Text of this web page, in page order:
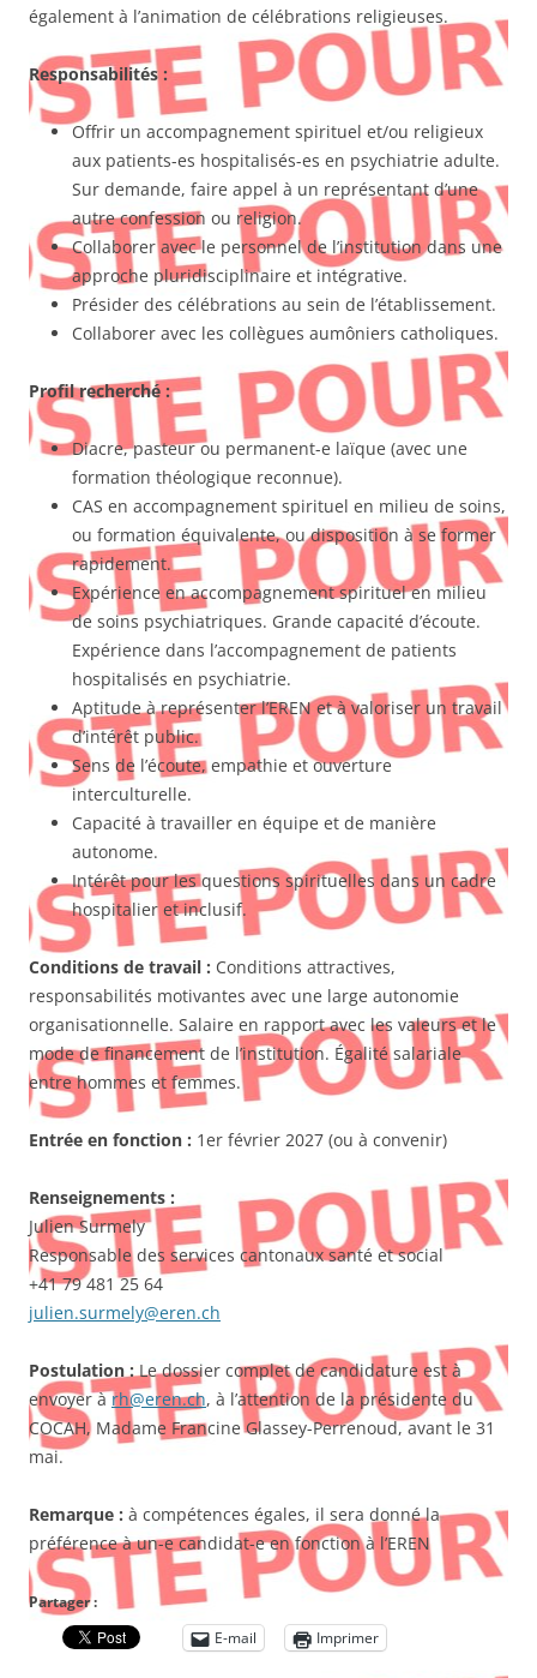
également à l’animation de célébrations religieuses.
Responsabilités :
Offrir un accompagnement spirituel et/ou religieux
aux patients-es hospitalisés-es en psychiatrie adulte.
Sur demande, faire appel à un représentant d’une
autre confession ou religion.
Collaborer avec le personnel de l’institution dans une
approche pluridisciplinaire et intégrative.
Présider des célébrations au sein de l’établissement.
Collaborer avec les collègues aumôniers catholiques.
Profil recherché :
Diacre, pasteur ou permanent-e laïque (avec une
formation théologique reconnue).
CAS en accompagnement spirituel en milieu de soins,
ou formation équivalente, ou disposition à se former
rapidement.
Expérience en accompagnement spirituel en milieu
de soins psychiatriques. Grande capacité d’écoute.
Expérience dans l’accompagnement de patients
hospitalisés en psychiatrie.
Aptitude à représenter l’EREN et à valoriser un travail
d’intérêt public.
Sens de l’écoute, empathie et ouverture
interculturelle.
Capacité à travailler en équipe et de manière
autonome.
Intérêt pour les questions spirituelles dans un cadre
hospitalier et inclusif.
Conditions de travail : Conditions attractives,
responsabilités motivantes avec une large autonomie
organisationnelle. Salaire en rapport avec les valeurs et le
mode de financement de l’institution. Égalité salariale
entre hommes et femmes.
Entrée en fonction : 1er février 2027 (ou à convenir)
Renseignements :
Julien Surmely
Responsable des services cantonaux santé et social
+41 79 481 25 64
julien.surmely@eren.ch
Postulation :Le dossier complet de candidature est à
envoyer àrh@eren.ch, à l’attention de la présidente du
COCAH, Madame Francine Glassey-Perrenoud, avant le 31
mai.
Remarque : à compétences égales, il sera donné la
préférence à un-e candidat-e en fonction à l’EREN
Partager :
E-mail
Imprimer